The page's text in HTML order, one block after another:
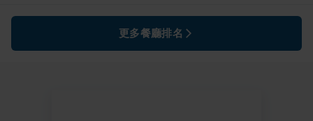
更多餐廳排名